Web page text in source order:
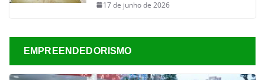
17 de junho de 2026
EMPREENDEDORISMO